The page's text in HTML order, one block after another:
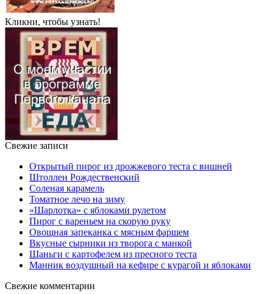
Кликни, чтобы узнать!
Свежие записи
Открытый пирог из дрожжевого теста с вишней
Штоллен Рождественский
Соленая карамель
Томатное лечо на зиму
«Шарлотка» с яблоками рулетом
Пирог с вареньем на скорую руку
Овощная запеканка с мясным фаршем
Вкусные сырники из творога с манкой
Шаньги с картофелем из пресного теста
Манник воздушный на кефире с курагой и яблоками
Свежие комментарии